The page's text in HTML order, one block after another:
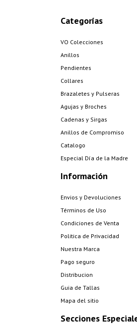
Categorías
VO Colecciones
Anillos
Pendientes
Collares
Brazaletes y Pulseras
Agujas y Broches
Cadenas y Sirgas
Anillos de Compromiso
Catalogo
Especial Día de la Madre
Información
Envios y Devoluciones
Términos de Uso
Condiciones de Venta
Politica de Privacidad
Nuestra Marca
Pago seguro
Distribucion
Guia de Tallas
Mapa del sitio
Secciones